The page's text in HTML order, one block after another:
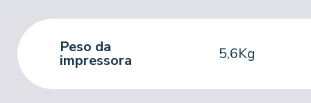
Peso da
impressora 5,6Kg